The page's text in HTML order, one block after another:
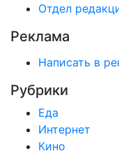
Отдел
Реклама
Написать в
Рубрики
Еда
Интернет
Кино